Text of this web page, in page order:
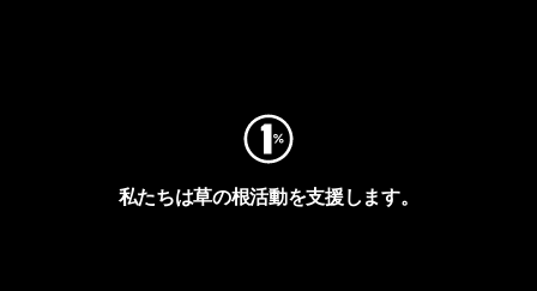
私たちは草の根活動を支援します。